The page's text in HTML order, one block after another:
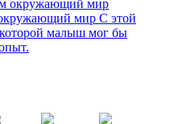
мир С этой
которой малыш мог бы